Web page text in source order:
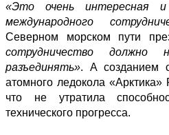
«Это очень интересная и
международного
Северном морском пути
сотрудничество
разъединять». А созданием
атомного ледокола
что не утратила
технического прогресса.